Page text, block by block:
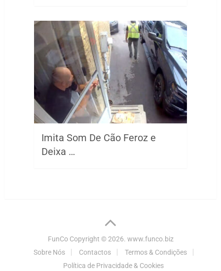
Imita Som De Cão Feroz e
Deixa …
FunCoCopyright © 2026. www.funco.biz
Sobre Nós
Contactos
Termos & Condições
Política de Privacidade & Cookies